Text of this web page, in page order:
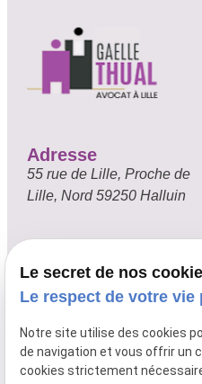
Adresse
55 rue de Lille, Proche de
Lille, Nord 59250 Halluin
Droit de la famille
Droit immobilier
Droit du travail
Le secret de nos
Le respect de votre vie
Notre site utilise des cookies
de navigation et vous offrir un
cookies strictement